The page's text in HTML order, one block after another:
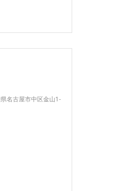
名古屋市中区金山1-